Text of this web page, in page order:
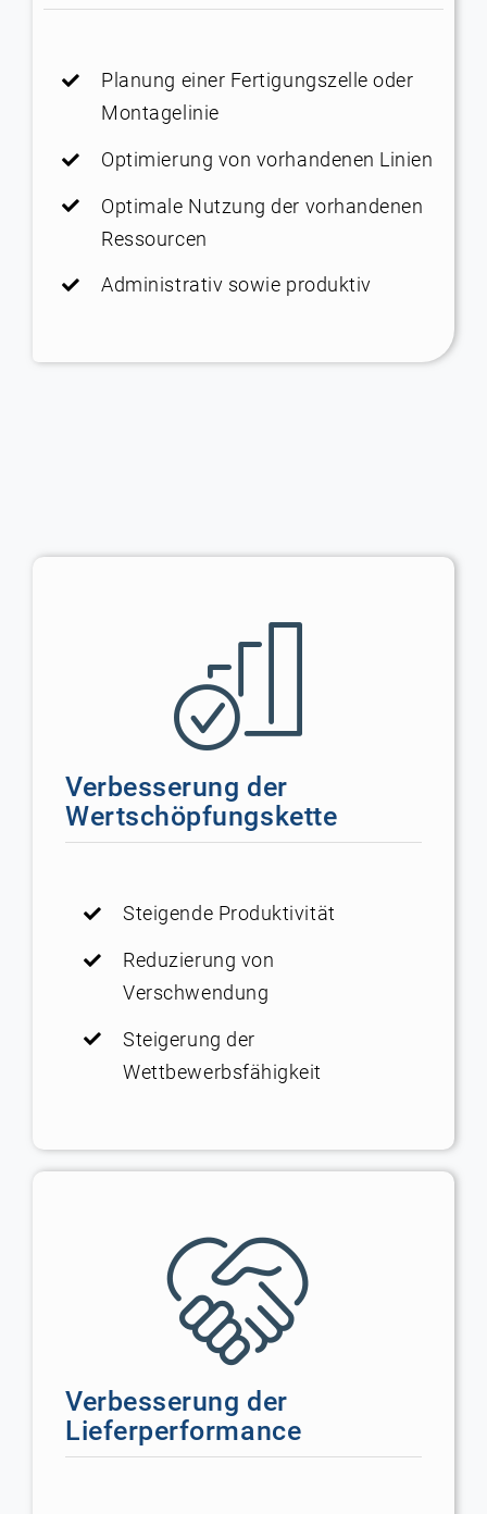
Planung einer Fertigungszelle oder
Montagelinie
Optimierung von vorhandenen Linien
Optimale Nutzung der vorhandenen
Ressourcen
Administrativ sowie produktiv
Verbesserung der
Wertschöpfungskette
Steigende Produktivität
Reduzierung von
Verschwendung
Steigerung der
Wettbewerbsfähigkeit
Verbesserung der
Lieferperformance